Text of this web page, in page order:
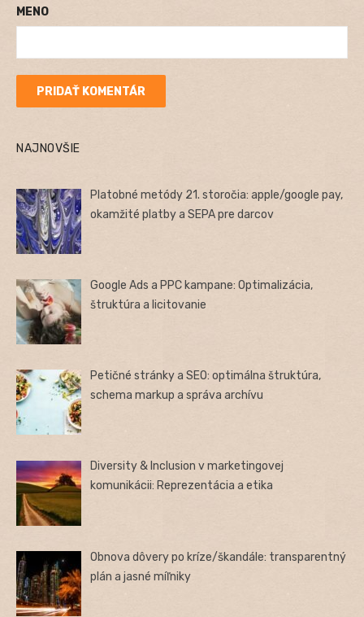
MENO
NAJNOVŠIE
Platobné metódy 21. storočia: apple/google pay,
okamžité platby a SEPA pre darcov
Google Ads a PPC kampane: Optimalizácia,
štruktúra a licitovanie
Petičné stránky a SEO: optimálna štruktúra,
schema markup a správa archívu
Diversity & Inclusion v marketingovej
komunikácii: Reprezentácia a etika
Obnova dôvery po kríze/škandále: transparentný
plán a jasné míľniky